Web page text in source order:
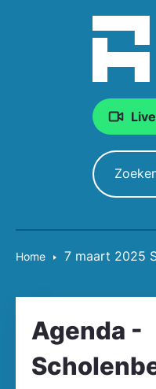
Zoeken
Home 7 maart 2025
Agenda -